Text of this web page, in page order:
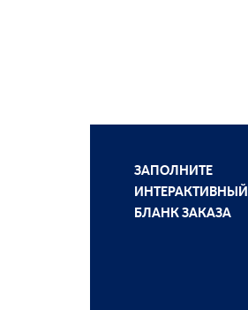
ЗАПОЛНИТЕ
ИНТЕРАКТИВНЫЙ
БЛАНК ЗАКАЗА